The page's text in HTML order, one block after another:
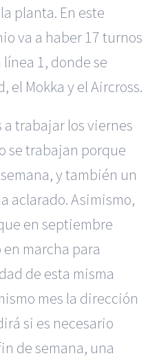
planta. En este
va a haber 17 turnos
1, donde se
el Mokka y el Aircross.
a trabajar los viernes
se trabajan porque
y también un
aclarado. Asimismo,
en septiembre
marcha para
de esta misma
mes la dirección
si es necesario
de semana, una